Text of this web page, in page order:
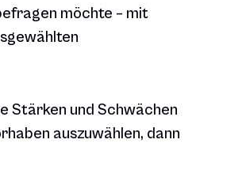
möchte – mit
Stärken und Schwächen
auszuwählen, dann